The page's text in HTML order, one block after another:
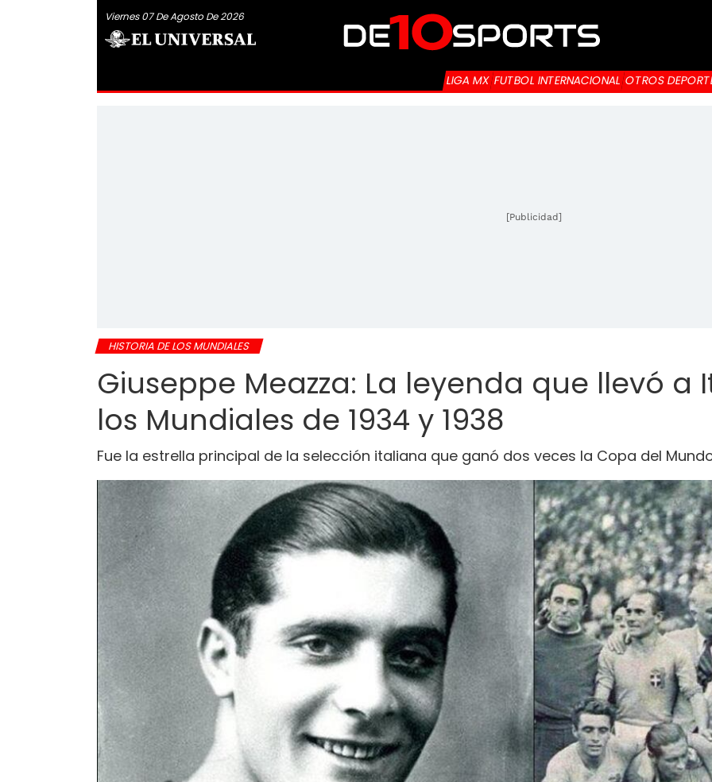
Viernes 07 De Agosto De 2026
LIGA MX FUTBOL INTERNACIONAL OTROS
[Publicidad]
HISTORIA DE LOS MUNDIALES
Giuseppe Meazza: La leyenda que llevó a
los Mundiales de 1934 y 1938
Fue la estrella principal de la selección italiana que ganó dos veces la Copa del